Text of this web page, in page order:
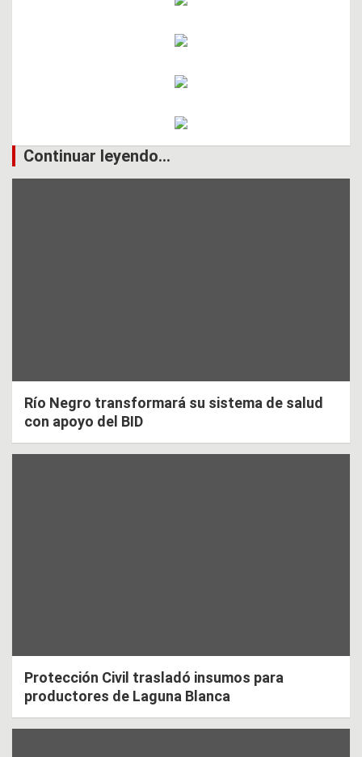
Continuar leyendo...
Río Negro transformará su sistema de salud
con apoyo del BID
Protección Civil trasladó insumos para
productores de Laguna Blanca